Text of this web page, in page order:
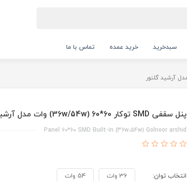
سبدخرید خرید عمده تماس با ما
پنل سقفی SMD توکار 60*60 (36w/54w) وات مدل آرشید گلنور
Panel 60*60 SMD Built-in (36w،54w) Golnoor arshid
انتخاب توان: 36 وات 54 وات